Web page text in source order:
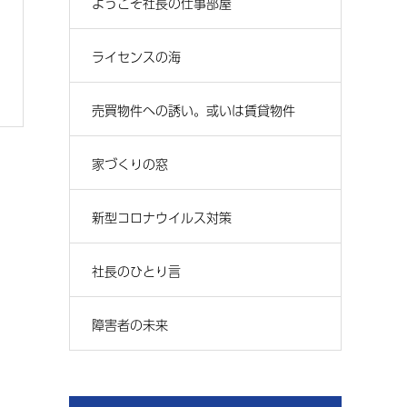
ライセンスの海
売買物件への誘い。或いは賃貸物件
家づくりの窓
新型コロナウイルス対策
社長のひとり言
障害者の未来